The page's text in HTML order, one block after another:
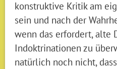
konstruktive Kritik am
sein und nach der
wenn das erfordert, alte
Indoktrinationen zu
natürlich noch nicht,